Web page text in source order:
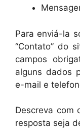
Para enviá-la
“Contato” do
campos
alguns dados
e-mail e
Descreva com
resposta seja